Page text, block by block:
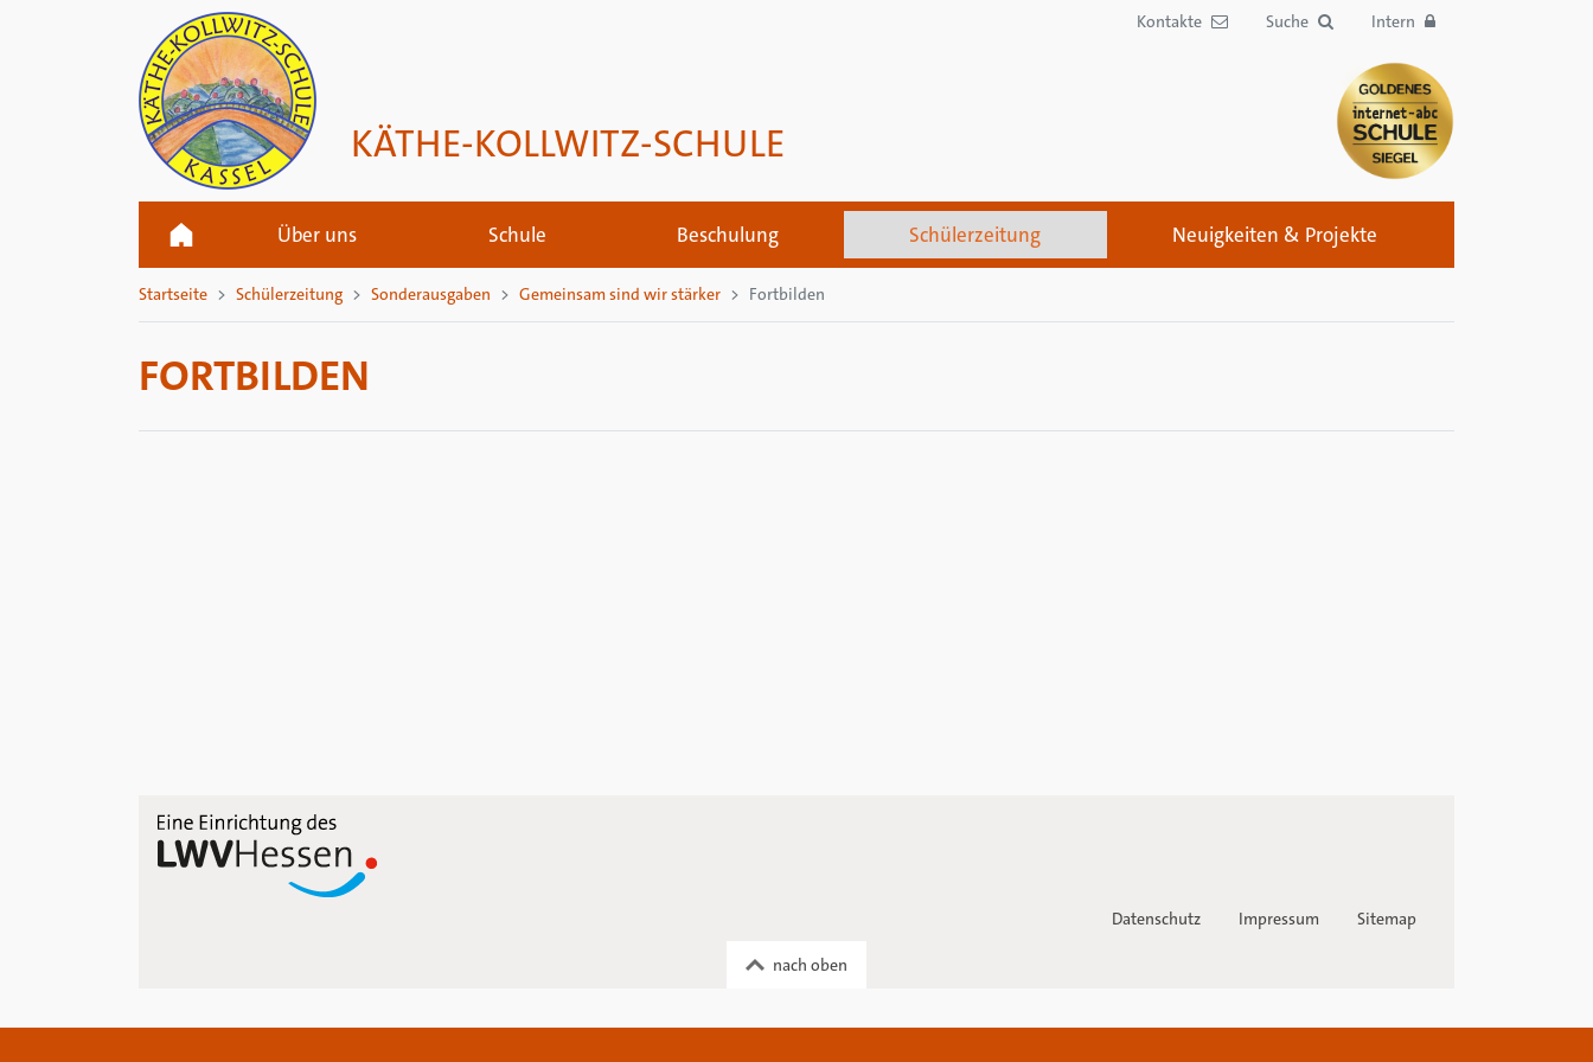
KÄTHE-KOLLWITZ-SCHULE
Kontakte Suche Intern
Über uns Schule Beschulung Schülerzeitung Neuigkeiten & Projekte
Startseite Schülerzeitung Sonderausgaben Gemeinsam sind wir stärker Fortbilden
FORTBILDEN
Datenschutz Impressum Sitemap
nach oben